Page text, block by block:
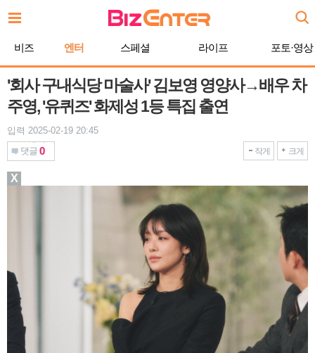
문
비즈 엔터 스페셜 라이프 포토·영상
'회사 구내식당 마술사' 김보영 영양사→배우 차
주영, '유퀴즈' 화제성 1등 특집 출연
입력 2025-02-19 20:45
댓글 0 작게 크게
X